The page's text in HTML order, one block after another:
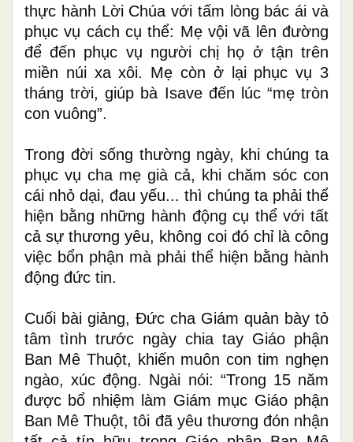
thực hành Lời Chúa với tấm lòng bác ái và
phục vụ cách cụ thể: Mẹ vội vã lên đường
để đến phục vụ người chị họ ở tận trên
miền núi xa xôi. Mẹ còn ở lại phục vụ 3
tháng trời, giúp bà Isave đến lúc “mẹ tròn
con vuông”.
Trong đời sống thường ngày, khi chúng ta
phục vụ cha mẹ già cả, khi chăm sóc con
cái nhỏ dại, đau yếu... thì chúng ta phải thể
hiện bằng những hành động cụ thể với tất
cả sự thương yêu, không coi đó chỉ là công
việc bổn phận mà phải thể hiện bằng hành
động đức tin.
Cuối bài giảng, Đức cha Giám quản bày tỏ
tâm tình trước ngày chia tay Giáo phận
Ban Mê Thuột, khiến muôn con tim nghẹn
ngào, xúc động. Ngài nói: “Trong 15 năm
được bổ nhiệm làm Giám mục Giáo phận
Ban Mê Thuột, tôi đã yêu thương đón nhận